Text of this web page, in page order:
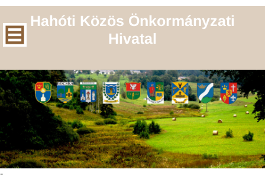
Hahóti Közös Önkormányzati
Hivatal
-